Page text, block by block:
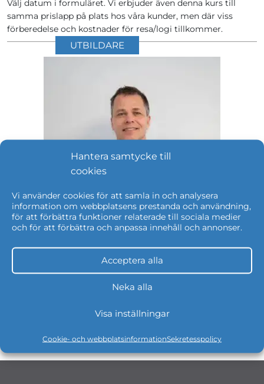
Hantera samtycke till
cookies
Vi använder cookies för att samla in och analysera
information om webbplatsens prestanda och användning,
för att förbättra funktioner relaterade till sociala medier
och för att förbättra och anpassa innehåll och annonser.
Acceptera alla
Neka alla
Visa inställningar
Cookie- och webbplatsinformationSekretesspolicy
Välj datum i formuläret. Vi erbjuder även denna kurs till
samma prislapp på plats hos våra kunder, men där viss
förberedelse och kostnader för resa/logi tillkommer.
UTBILDARE
Håkan Rydenblom
Application Lifecycle
Management Expert
hakan.rydenblom@zitac.se